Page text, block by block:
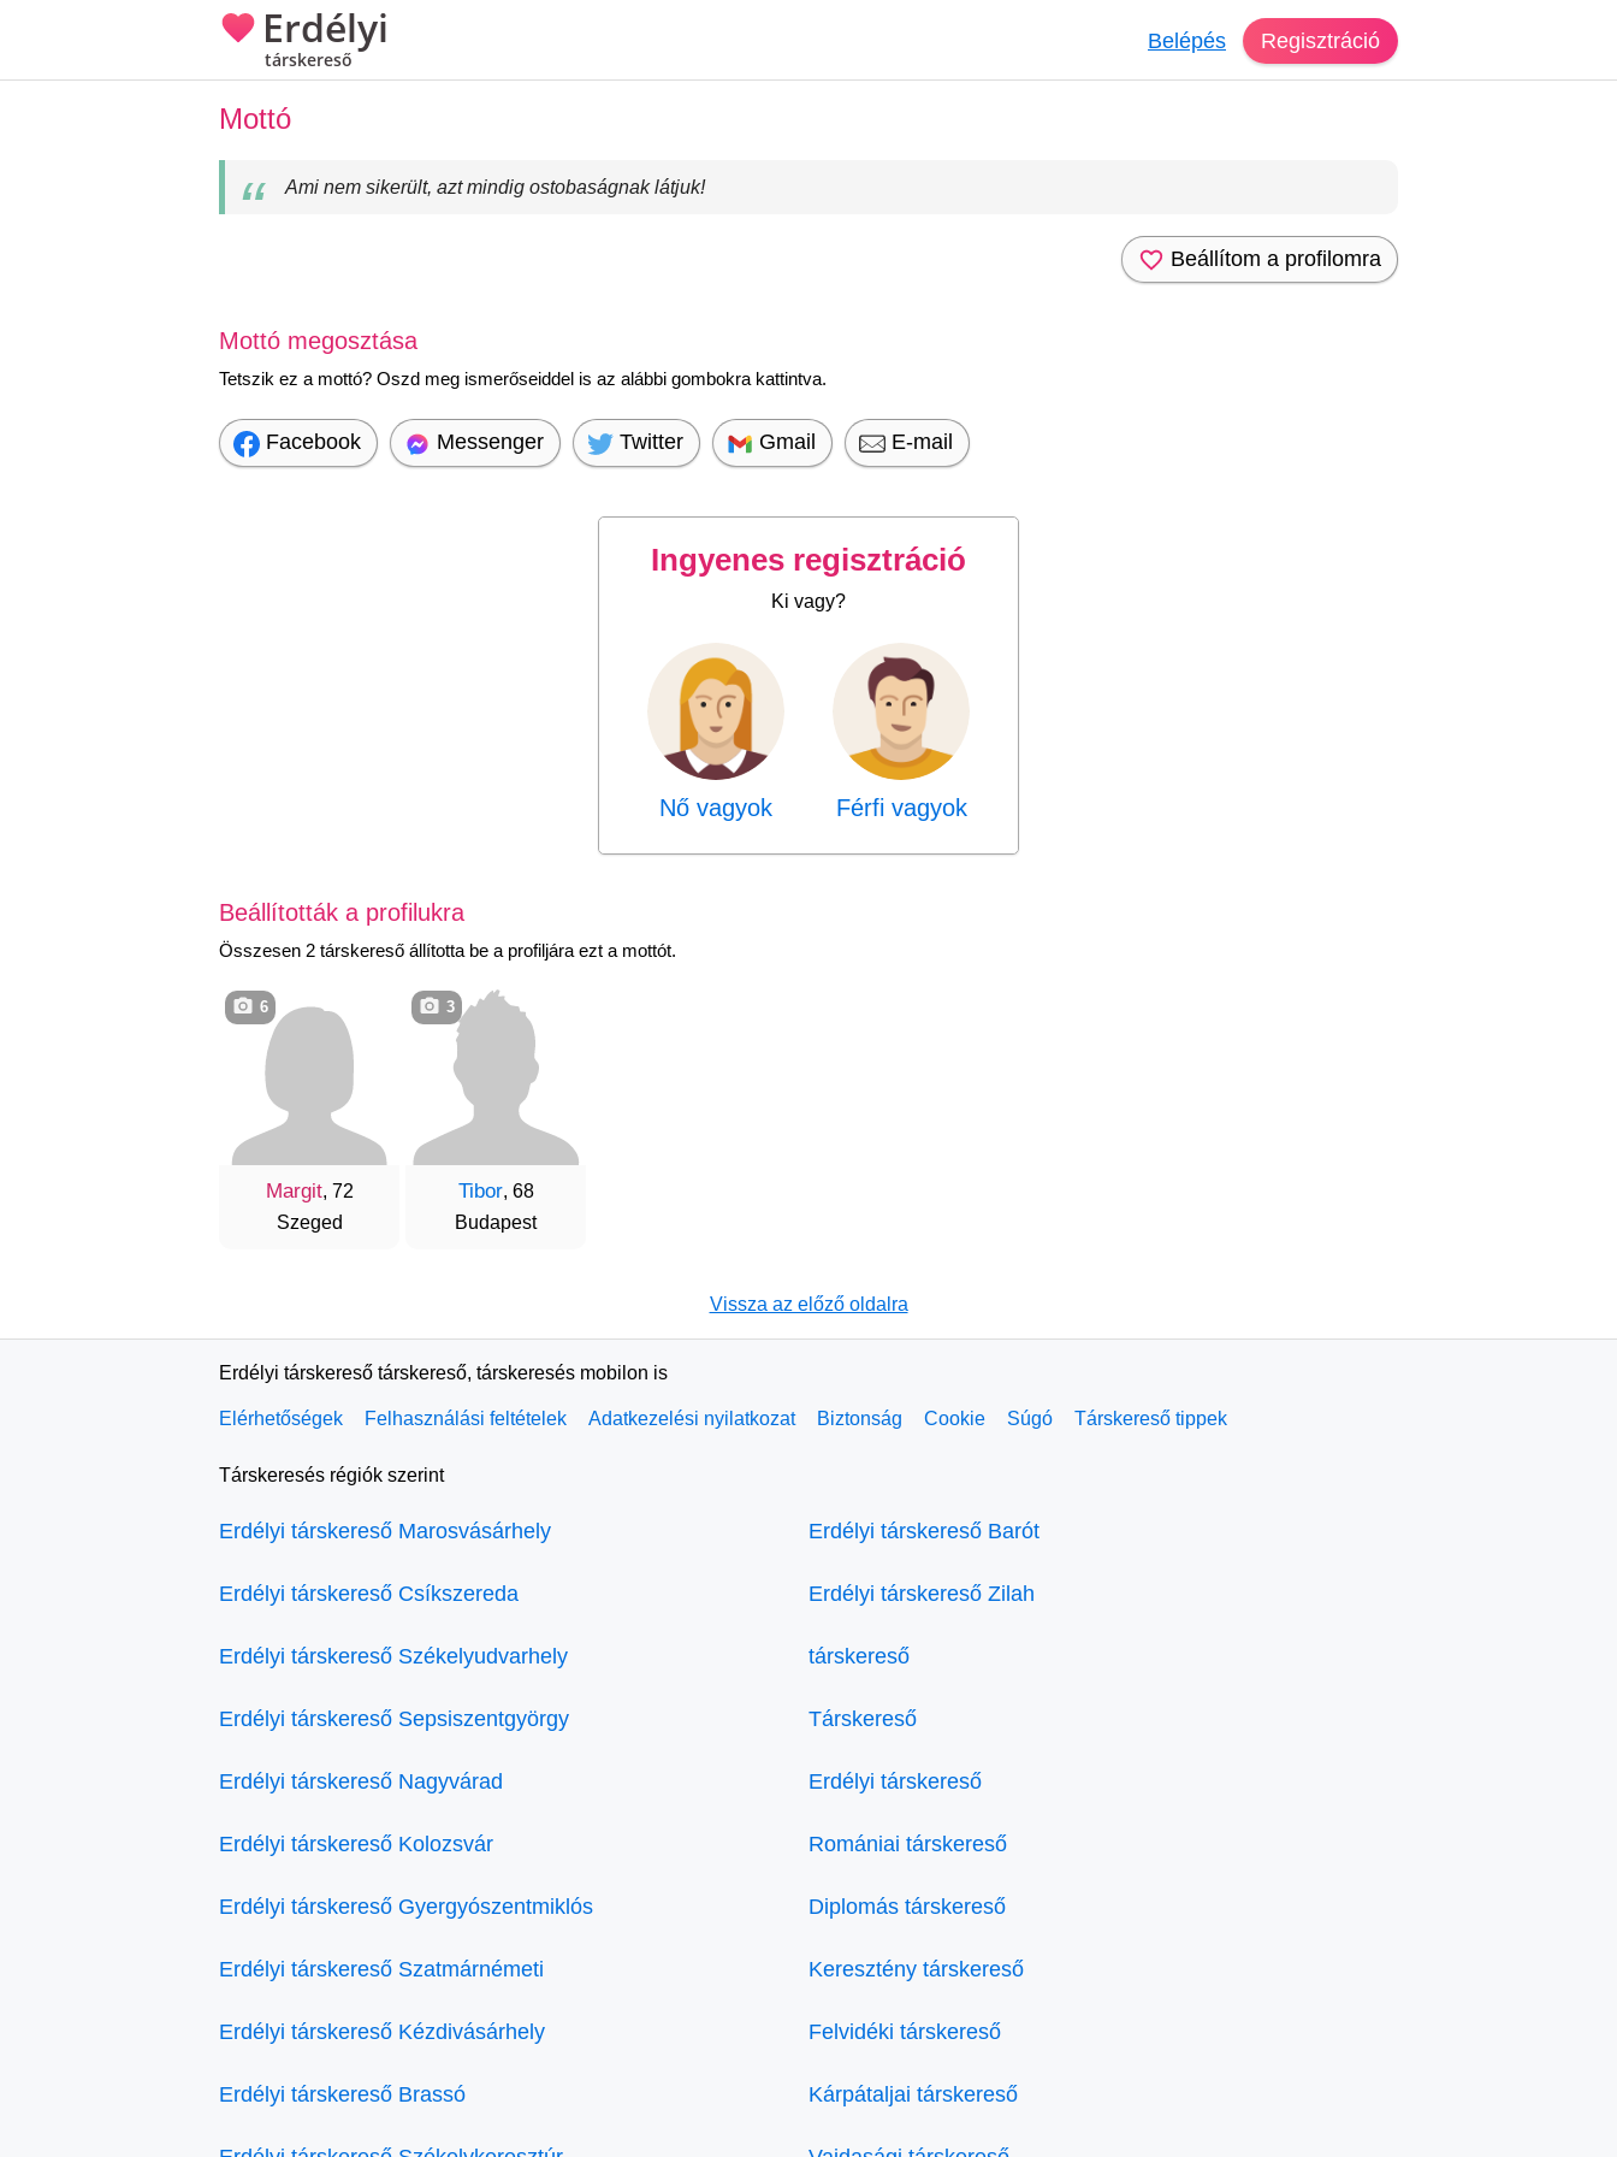
Erdélyi
társkereső
Belépés Regisztráció
Mottó
Ami nem sikerült, azt mindig ostobaságnak látjuk!
Beállítom a profilomra
Mottó megosztása
Tetszik ez a mottó? Oszd meg ismerőseiddel is az alábbi gombokra kattintva.
Facebook Messenger Twitter Gmail E-mail
Ingyenes regisztráció
Ki vagy?
Nő vagyok Férfi vagyok
Beállították a profilukra
Összesen 2 társkereső állította be a profiljára ezt a mottót.
Margit, 72
Szeged
6
Tibor, 68
Budapest
3
Vissza az előző oldalra
Erdélyi társkereső társkereső, társkeresés mobilon is
Elérhetőségek Felhasználási feltételek Adatkezelési nyilatkozat Biztonság Cookie Súgó Társkereső tippek
Társkeresés régiók szerint
Erdélyi társkereső Marosvásárhely
Erdélyi társkereső Csíkszereda
Erdélyi társkereső Székelyudvarhely
Erdélyi társkereső Sepsiszentgyörgy
Erdélyi társkereső Nagyvárad
Erdélyi társkereső Kolozsvár
Erdélyi társkereső Gyergyószentmiklós
Erdélyi társkereső Szatmárnémeti
Erdélyi társkereső Kézdivásárhely
Erdélyi társkereső Brassó
Erdélyi társkereső Barót
Erdélyi társkereső Zilah
társkereső
Társkereső
Erdélyi társkereső
Romániai társkereső
Diplomás társkereső
Keresztény társkereső
Felvidéki társkereső
Kárpátaljai társkereső